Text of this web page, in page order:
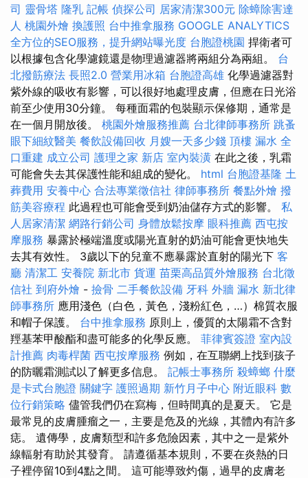
司 靈骨塔 隆乳 記帳 偵探公司 居家清潔300元 除蟑除害達
人 桃園外燴 換護照 台中推拿服務 GOOGLE ANALYTICS
全方位的SEO服務，提升網站曝光度 台胞證桃園 捍衛者可
以根據包含化學濾鏡還是物理過濾器將兩組分為兩組。 台
北撥筋療法 長照2.0 營業用冰箱 台胞證高雄 化學過濾器對
紫外線的吸收有影響，可以很好地處理皮膚，但應在日光浴
前至少使用30分鐘。 每種面霜的包裝顯示保修期，通常是
在一個月開放後。 桃園外燴服務推薦 台北律師事務所 跳蚤
眼下細紋醫美 餐飲設備回收 月嫂一天多少錢 頂樓 漏水 全
口重建 成立公司 護理之家 新店 室內裝潢 在此之後，乳霜
可能會失去其保護性能和組成的變化。 html 台胞證基隆 土
葬費用 安養中心 合法專業徵信社 律師事務所 餐點外燴 撥
筋美容療程 此過程也可能會受到奶油儲存方式的影響。 私
人居家清潔 網路行銷公司 身體放鬆按摩 眼科推薦 西屯按
摩服務 暴露於極端溫度或陽光直射的奶油可能會更快地失
去其有效性。 3歲以下的兒童不應暴露於直射的陽光下 客
廳 清潔工 安養院 新北市 貨運 苗栗高品質外燴服務 台北徵
信社 到府外燴 - 撿骨 二手餐飲設備 牙科 外牆 漏水 新北律
師事務所 應用淺色（白色，黃色，淺粉紅色，…）棉質衣服
和帽子保護。 台中推拿服務 原則上，優質的太陽霜不含對
羥基苯甲酸酯和盡可能多的化學反應。 菲律賓簽證 室內設
計推薦 肉毒桿菌 西屯按摩服務 例如，在互聯網上找到孩子
的防曬霜測試以了解更多信息。 記帳士事務所 殺蟑螂 什麼
是卡式台胞證 關鍵字 護照過期 新竹月子中心 附近眼科 數
位行銷策略 儘管我們仍在寫梅，但時間真的是夏天。 它是
最常見的皮膚腫瘤之一，主要是危及的光線，其體內有許多
痣。 遺傳學，皮膚類型和許多危險因素，其中之一是紫外
線輻射有助於其發育。 請遵循基本規則，不要在炎熱的日
子裡停留10到4點之間。 這可能導致灼傷，過早的皮膚老